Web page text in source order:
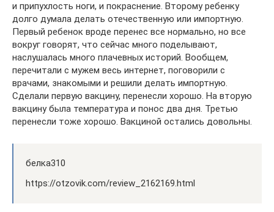
и припухлость ноги, и покраснение. Второму ребенку
долго думала делать отечественную или импортную.
Первый ребенок вроде перенес все нормально, но все
вокруг говорят, что сейчас много поделывают,
наслушалась много плачевных историй. Вообщем,
перечитали с мужем весь интернет, поговорили с
врачами, знакомыми и решили делать импортную.
Сделали первую вакцину, перенесли хорошо. На вторую
вакцину была температура и понос два дня. Третью
перенесли тоже хорошо. Вакциной остались довольны.
белка310
https://otzovik.com/review_2162169.html